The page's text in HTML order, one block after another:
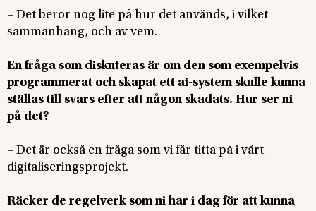
– Det beror nog lite på hur det används, i vilket
sammanhang, och av vem.
En fråga som diskuteras är om den som exempelvis
programmerat och skapat ett ai-system skulle kunna
ställas till svars efter att någon skadats. Hur ser ni
på det?
– Det är också en fråga som vi får titta på i vårt
digitaliseringsprojekt.
Räcker de regelverk som ni har i dag för att kunna